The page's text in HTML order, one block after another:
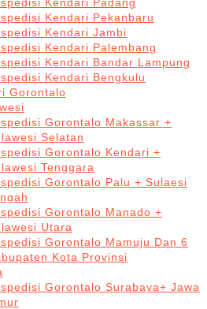
Kendari Pekanbaru
Kendari Jambi
Kendari Palembang
Kendari Bandar Lampung
Kendari Bengkulu
Gorontalo
Gorontalo Makassar +
Selatan
Gorontalo Kendari +
Tenggara
Gorontalo Palu + Sulaesi
Gorontalo Manado +
Utara
Gorontalo Mamuju Dan 6
Kota Provinsi
Gorontalo Surabaya+ Jawa